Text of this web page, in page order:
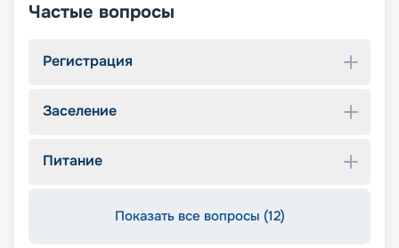
Частые вопросы
Регистрация
Заселение
Питание
Показать все вопросы (12)